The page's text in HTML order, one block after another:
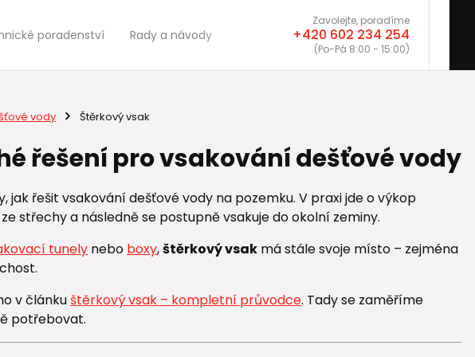
poradenství Rady a návody
Zavolejte, poradíme
+420 602 234 254
(Po-Pá 8:00 - 15:00)
vody Štěrkový vsak
řešení pro vsakování dešťové vody
jak řešit vsakování dešťové vody na pozemku. V praxi jde o výkop
střechy a následně se postupně vsakuje do okolní zeminy.
tunelynebo boxy,štěrkový vsakmá stále svoje místo – zejména
v článkuštěrkový vsak – kompletní průvodce. Tady se zaměříme
potřebovat.